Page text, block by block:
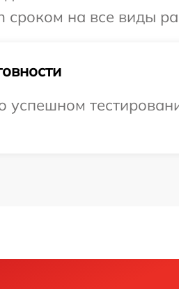
сроком на все виды
успешном